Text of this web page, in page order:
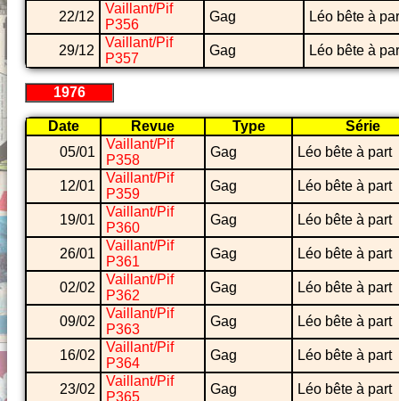
22/12
Vaillant/Pif
P356
Gag Léo bête à
29/12
Vaillant/Pif
P357
Gag Léo bête à
1976
Date Revue Type
Série
05/01
Vaillant/Pif
P358
Gag Léo bête à part
12/01
Vaillant/Pif
P359
Gag Léo bête à part
19/01
Vaillant/Pif
P360
Gag Léo bête à part
26/01
Vaillant/Pif
P361
Gag Léo bête à part
02/02
Vaillant/Pif
P362
Gag Léo bête à part
09/02
Vaillant/Pif
P363
Gag Léo bête à part
16/02
Vaillant/Pif
P364
Gag Léo bête à part
23/02
Vaillant/Pif
P365
Gag Léo bête à part